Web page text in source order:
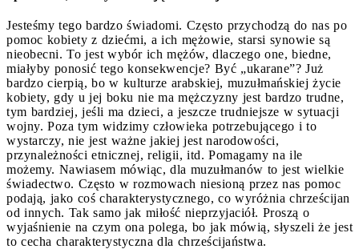
Jesteśmy tego bardzo świadomi. Często przychodzą do nas po
pomoc kobiety z dziećmi, a ich mężowie, starsi synowie są
nieobecni. To jest wybór ich mężów, dlaczego one, biedne,
miałyby ponosić tego konsekwencje? Być „ukarane”? Już
bardzo cierpią, bo w kulturze arabskiej, muzułmańskiej życie
kobiety, gdy u jej boku nie ma mężczyzny jest bardzo trudne,
tym bardziej, jeśli ma dzieci, a jeszcze trudniejsze w sytuacji
wojny. Poza tym widzimy człowieka potrzebującego i to
wystarczy, nie jest ważne jakiej jest narodowości,
przynależności etnicznej, religii, itd. Pomagamy na ile
możemy. Nawiasem mówiąc, dla muzułmanów to jest wielkie
świadectwo. Często w rozmowach niesioną przez nas pomoc
podają, jako coś charakterystycznego, co wyróżnia chrześcijan
od innych. Tak samo jak miłość nieprzyjaciół. Proszą o
wyjaśnienie na czym ona polega, bo jak mówią, słyszeli że jest
to cecha charakterystyczna dla chrześcijaństwa.